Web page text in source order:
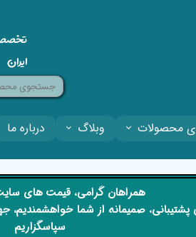
محصولات وبلاگ درباره ما
ایران
​​همراهان گرامی، قیمت های
صمیمانه از شما
سپاسگزاریم